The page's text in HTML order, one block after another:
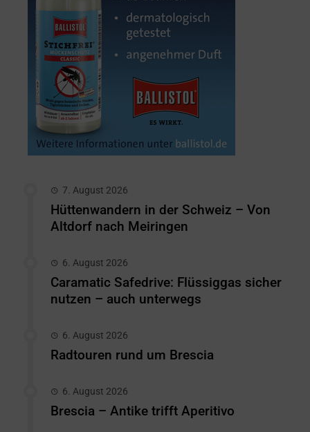
7. August 2026
Hüttenwandern in der Schweiz – Von
Altdorf nach Meiringen
6. August 2026
Caramatic Safedrive: Flüssiggas sicher
nutzen – auch unterwegs
6. August 2026
Radtouren rund um Brescia
6. August 2026
Brescia – Antike trifft Aperitivo